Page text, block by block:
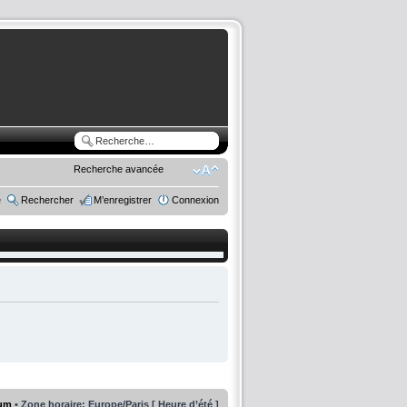
Recherche avancée
Rechercher M’enregistrer Connexion
• Zone horaire: Europe/Paris [ Heure d’été ]